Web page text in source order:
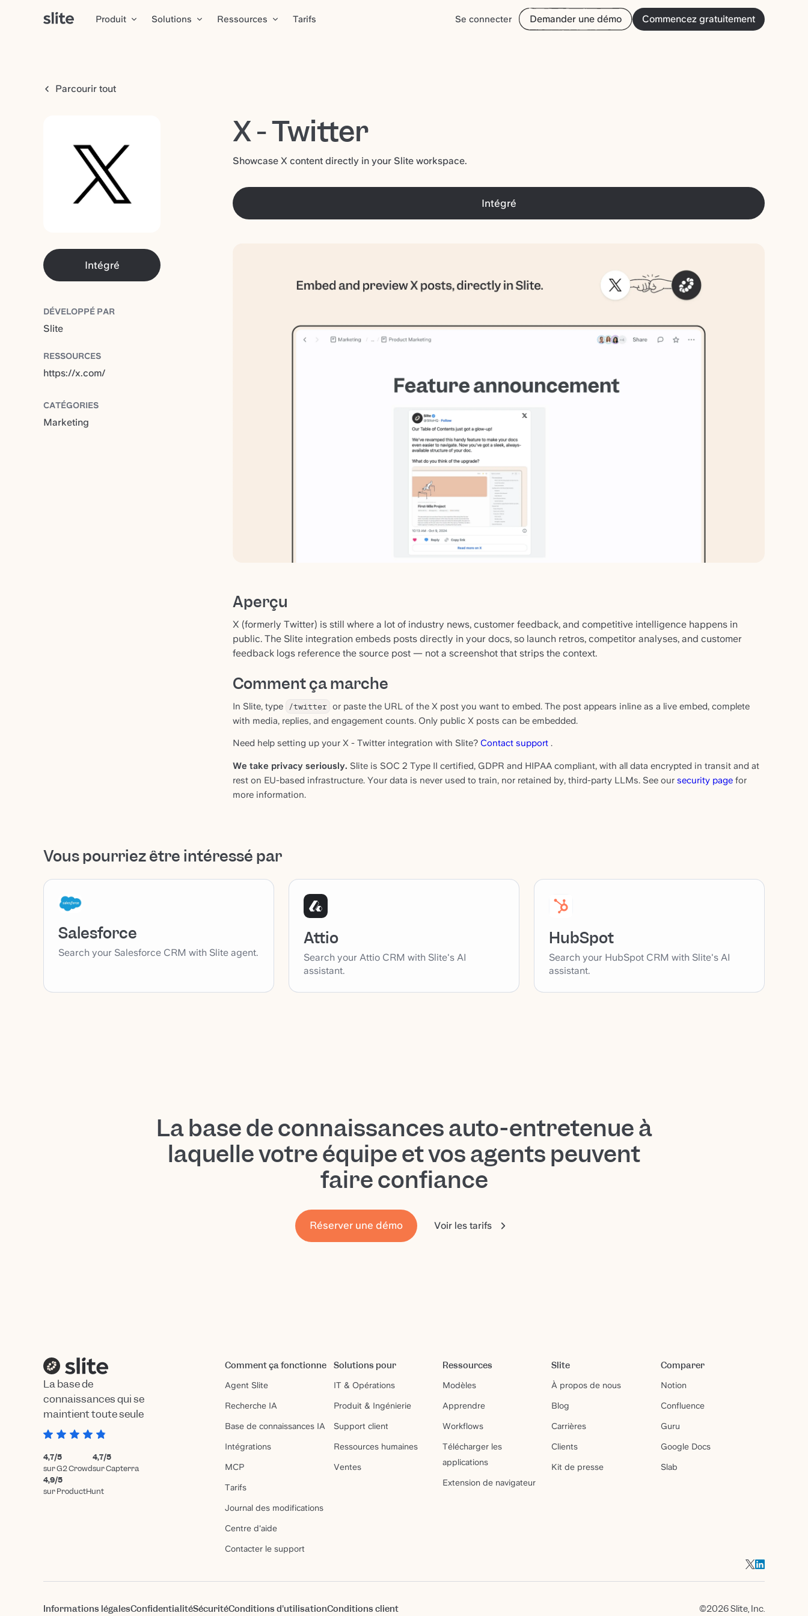
Produit Solutions Ressources Tarifs Se connecter Demander une démo Commencez gratuitement
Parcourir tout
Intégré
DÉVELOPPÉ PAR
Slite
RESSOURCES
https://x.com/
CATÉGORIES
Marketing
X - Twitter
Showcase X content directly in your Slite workspace.
Intégré
Aperçu
X (formerly Twitter) is still where a lot of industry news, customer feedback, and competitive intelligence happens in
public. The Slite integration embeds posts directly in your docs, so launch retros, competitor analyses, and customer
feedback logs reference the source post — not a screenshot that strips the context.
Comment ça marche
In Slite, type /twitter or paste the URL of the X post you want to embed. The post appears inline as a live embed, complete
with media, replies, and engagement counts. Only public X posts can be embedded.
Need help setting up your X - Twitter integration with Slite? Contact support .
We take privacy seriously. Slite is SOC 2 Type II certified, GDPR and HIPAA compliant, with all data encrypted in transit and at
rest on EU-based infrastructure. Your data is never used to train, nor retained by, third-party LLMs. See our security page for
more information.
Vous pourriez être intéressé par
Salesforce
Search your Salesforce CRM with Slite agent.
Attio
Search your Attio CRM with Slite's AI
assistant.
HubSpot
Search your HubSpot CRM with Slite's AI
assistant.
La base de connaissances auto-entretenue à
laquelle votre équipe et vos agents peuvent
faire confiance
Réserver une démo Voir les tarifs
La base de
connaissances qui se
maintient toute seule
4,7/5
sur G2 Crowd
4,7/5
sur Capterra
4,9/5
sur ProductHunt
Comment ça fonctionne
Agent Slite
Recherche IA
Base de connaissances IA
Intégrations
MCP
Tarifs
Journal des modifications
Centre d'aide
Contacter le support
Solutions pour
IT & Opérations
Produit & Ingénierie
Support client
Ressources humaines
Ventes
Ressources
Modèles
Apprendre
Workflows
Télécharger les
applications
Extension de navigateur
Slite
À propos de nous
Blog
Carrières
Clients
Kit de presse
Comparer
Notion
Confluence
Guru
Google Docs
Slab
Informations légalesConfidentialitéSécuritéConditions d'utilisationConditions client ©2026 Slite, Inc.